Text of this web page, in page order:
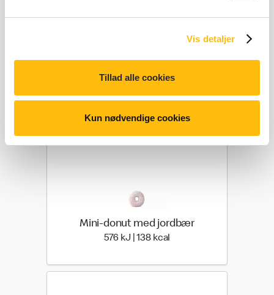
Vis detaljer
Tillad alle cookies
Kun nødvendige cookies
355 kilo joules | 83 kilo
Mini-donut med jordbær
576 kJ | 138 kcal